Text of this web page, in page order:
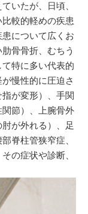
いたが、日頃、
較的軽めの疾患
について広くお
骨骨折、むちう
特に多い代表的
慢性的に圧迫さ
が変形）、手関
節）、上腕骨外
が外れる）、足
脊柱管狭窄症、
の症状や診断、